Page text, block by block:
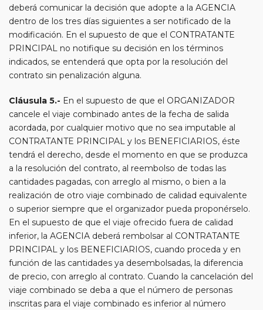
deberá comunicar la decisión que adopte a la AGENCIA
dentro de los tres días siguientes a ser notificado de la
modificación. En el supuesto de que el CONTRATANTE
PRINCIPAL no notifique su decisión en los términos
indicados, se entenderá que opta por la resolución del
contrato sin penalización alguna.
Cláusula 5.- En el supuesto de que el ORGANIZADOR
cancele el viaje combinado antes de la fecha de salida
acordada, por cualquier motivo que no sea imputable al
CONTRATANTE PRINCIPAL y los BENEFICIARIOS, éste
tendrá el derecho, desde el momento en que se produzca
a la resolución del contrato, al reembolso de todas las
cantidades pagadas, con arreglo al mismo, o bien a la
realización de otro viaje combinado de calidad equivalente
o superior siempre que el organizador pueda proponérselo.
En el supuesto de que el viaje ofrecido fuera de calidad
inferior, la AGENCIA deberá rembolsar al CONTRATANTE
PRINCIPAL y los BENEFICIARIOS, cuando proceda y en
función de las cantidades ya desembolsadas, la diferencia
de precio, con arreglo al contrato. Cuando la cancelación del
viaje combinado se deba a que el número de personas
inscritas para el viaje combinado es inferior al número